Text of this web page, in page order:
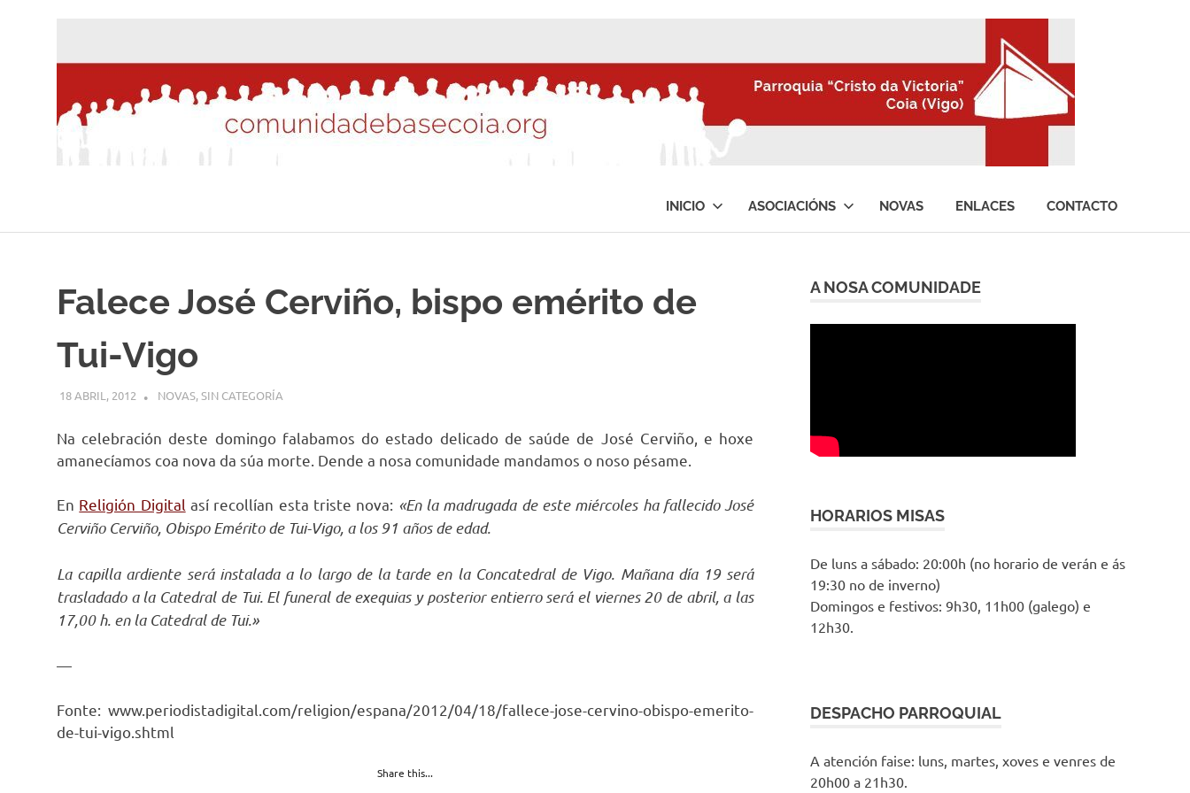
INICIO ASOCIACIÓNS NOVAS ENLACES CONTACTO
Falece José Cerviño, bispo emérito de
Tui-Vigo
18 ABRIL, 2012 DESARROLLO
NOVAS,SIN CATEGORÍA
Na celebración deste domingo falabamos do estado delicado de saúde de José Cerviño, e hoxe
amanecíamos coa nova da súa morte. Dende a nosa comunidade mandamos o noso pésame.
En Religión Digital así recollían esta triste nova: «En la madrugada de este miércoles ha fallecido José
Cerviño Cerviño, Obispo Emérito de Tui-Vigo, a los 91 años de edad.
La capilla ardiente será instalada a lo largo de la tarde en la Concatedral de Vigo. Mañana día 19 será
trasladado a la Catedral de Tui. El funeral de exequias y posterior entierro será el viernes 20 de abril, a las
17,00 h. en la Catedral de Tui.»
—
Fonte: www.periodistadigital.com/religion/espana/2012/04/18/fallece-jose-cervino-obispo-emerito-
de-tui-vigo.shtml
Share this...
A NOSA COMUNIDADE
HORARIOS MISAS
De luns a sábado: 20:00h (no horario de verán e ás
19:30 no de inverno)
Domingos e festivos: 9h30, 11h00 (galego) e
12h30.
DESPACHO PARROQUIAL
A atención faise: luns, martes, xoves e venres de
20h00 a 21h30.